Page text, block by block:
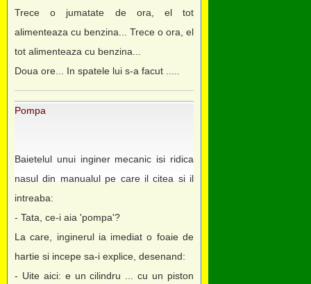
Trece o jumatate de ora, el tot
alimenteaza cu benzina... Trece o ora, el
tot alimenteaza cu benzina...
Doua ore... In spatele lui s-a facut .....
Pompa
Baietelul unui inginer mecanic isi ridica
nasul din manualul pe care il citea si il
intreaba:
- Tata, ce-i aia 'pompa'?
La care, inginerul ia imediat o foaie de
hartie si incepe sa-i explice, desenand:
- Uite aici: e un cilindru ... cu un piston